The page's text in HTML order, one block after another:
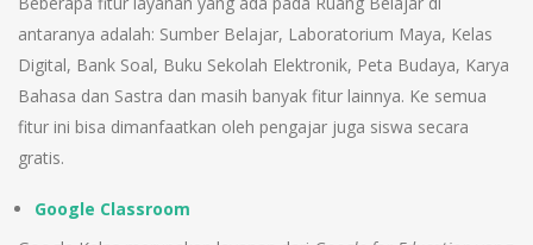
antaranya adalah: Sumber Belajar, Laboratorium Maya, Kelas
Digital, Bank Soal, Buku Sekolah Elektronik, Peta Budaya, Karya
Bahasa dan Sastra dan masih banyak fitur lainnya. Ke semua
fitur ini bisa dimanfaatkan oleh pengajar juga siswa secara
gratis.
Google Classroom